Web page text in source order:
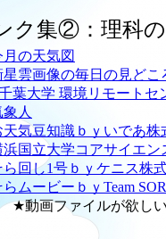
ク集②：理科
月の天気図
星雲画像の毎日の見どこ
葉大学 環境リモート
人
天気豆知識ｂｙいであ株
浜国立大学コアサイエン
ら回し1号ｂｙケニス株
らムービーｂｙTeam
ファイルが欲しい